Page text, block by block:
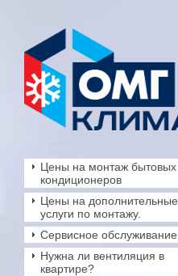
Цены на монтаж бытовых
кондиционеров
Цены на дополнительные
услуги по монтажу.
Сервисное обслуживание
Нужна ли вентиляция в
квартире?